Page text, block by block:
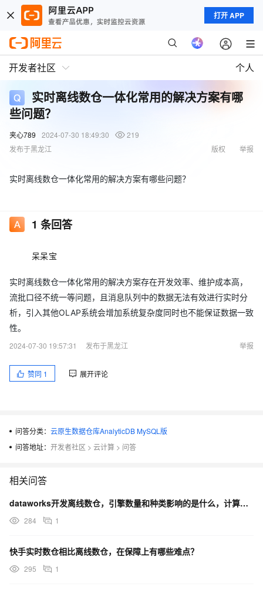
打开 APP
开发者社区 个人
实时离线数仓一体化常用的解决方案有哪
些问题？
夹心789 2024-07-30 18:49:30
219
发布于黑龙江
举报
版权
实时离线数仓一体化常用的解决方案有哪些问题？
1 条回答
呆呆宝
实时离线数仓一体化常用的解决方案存在开发效率、维护成本高，
流批口径不统一等问题，且消息队列中的数据无法有效进行实时分
析，引入其他OLAP系统会增加系统复杂度同时也不能保证数据一致
性。
2024-07-30 19:57:31
发布于黑龙江 举报
赞同 1 展开评论
问答分类： 云原生数据仓库AnalyticDB MySQL版
问答地址： 开发者社区 > 云计算 > 问答
相关问答
dataworks开发离线数仓，引擎数量和种类影响的是什么，计算速度吗？
284 1
快手实时数仓相比离线数仓，在保障上有哪些难点？
295 1